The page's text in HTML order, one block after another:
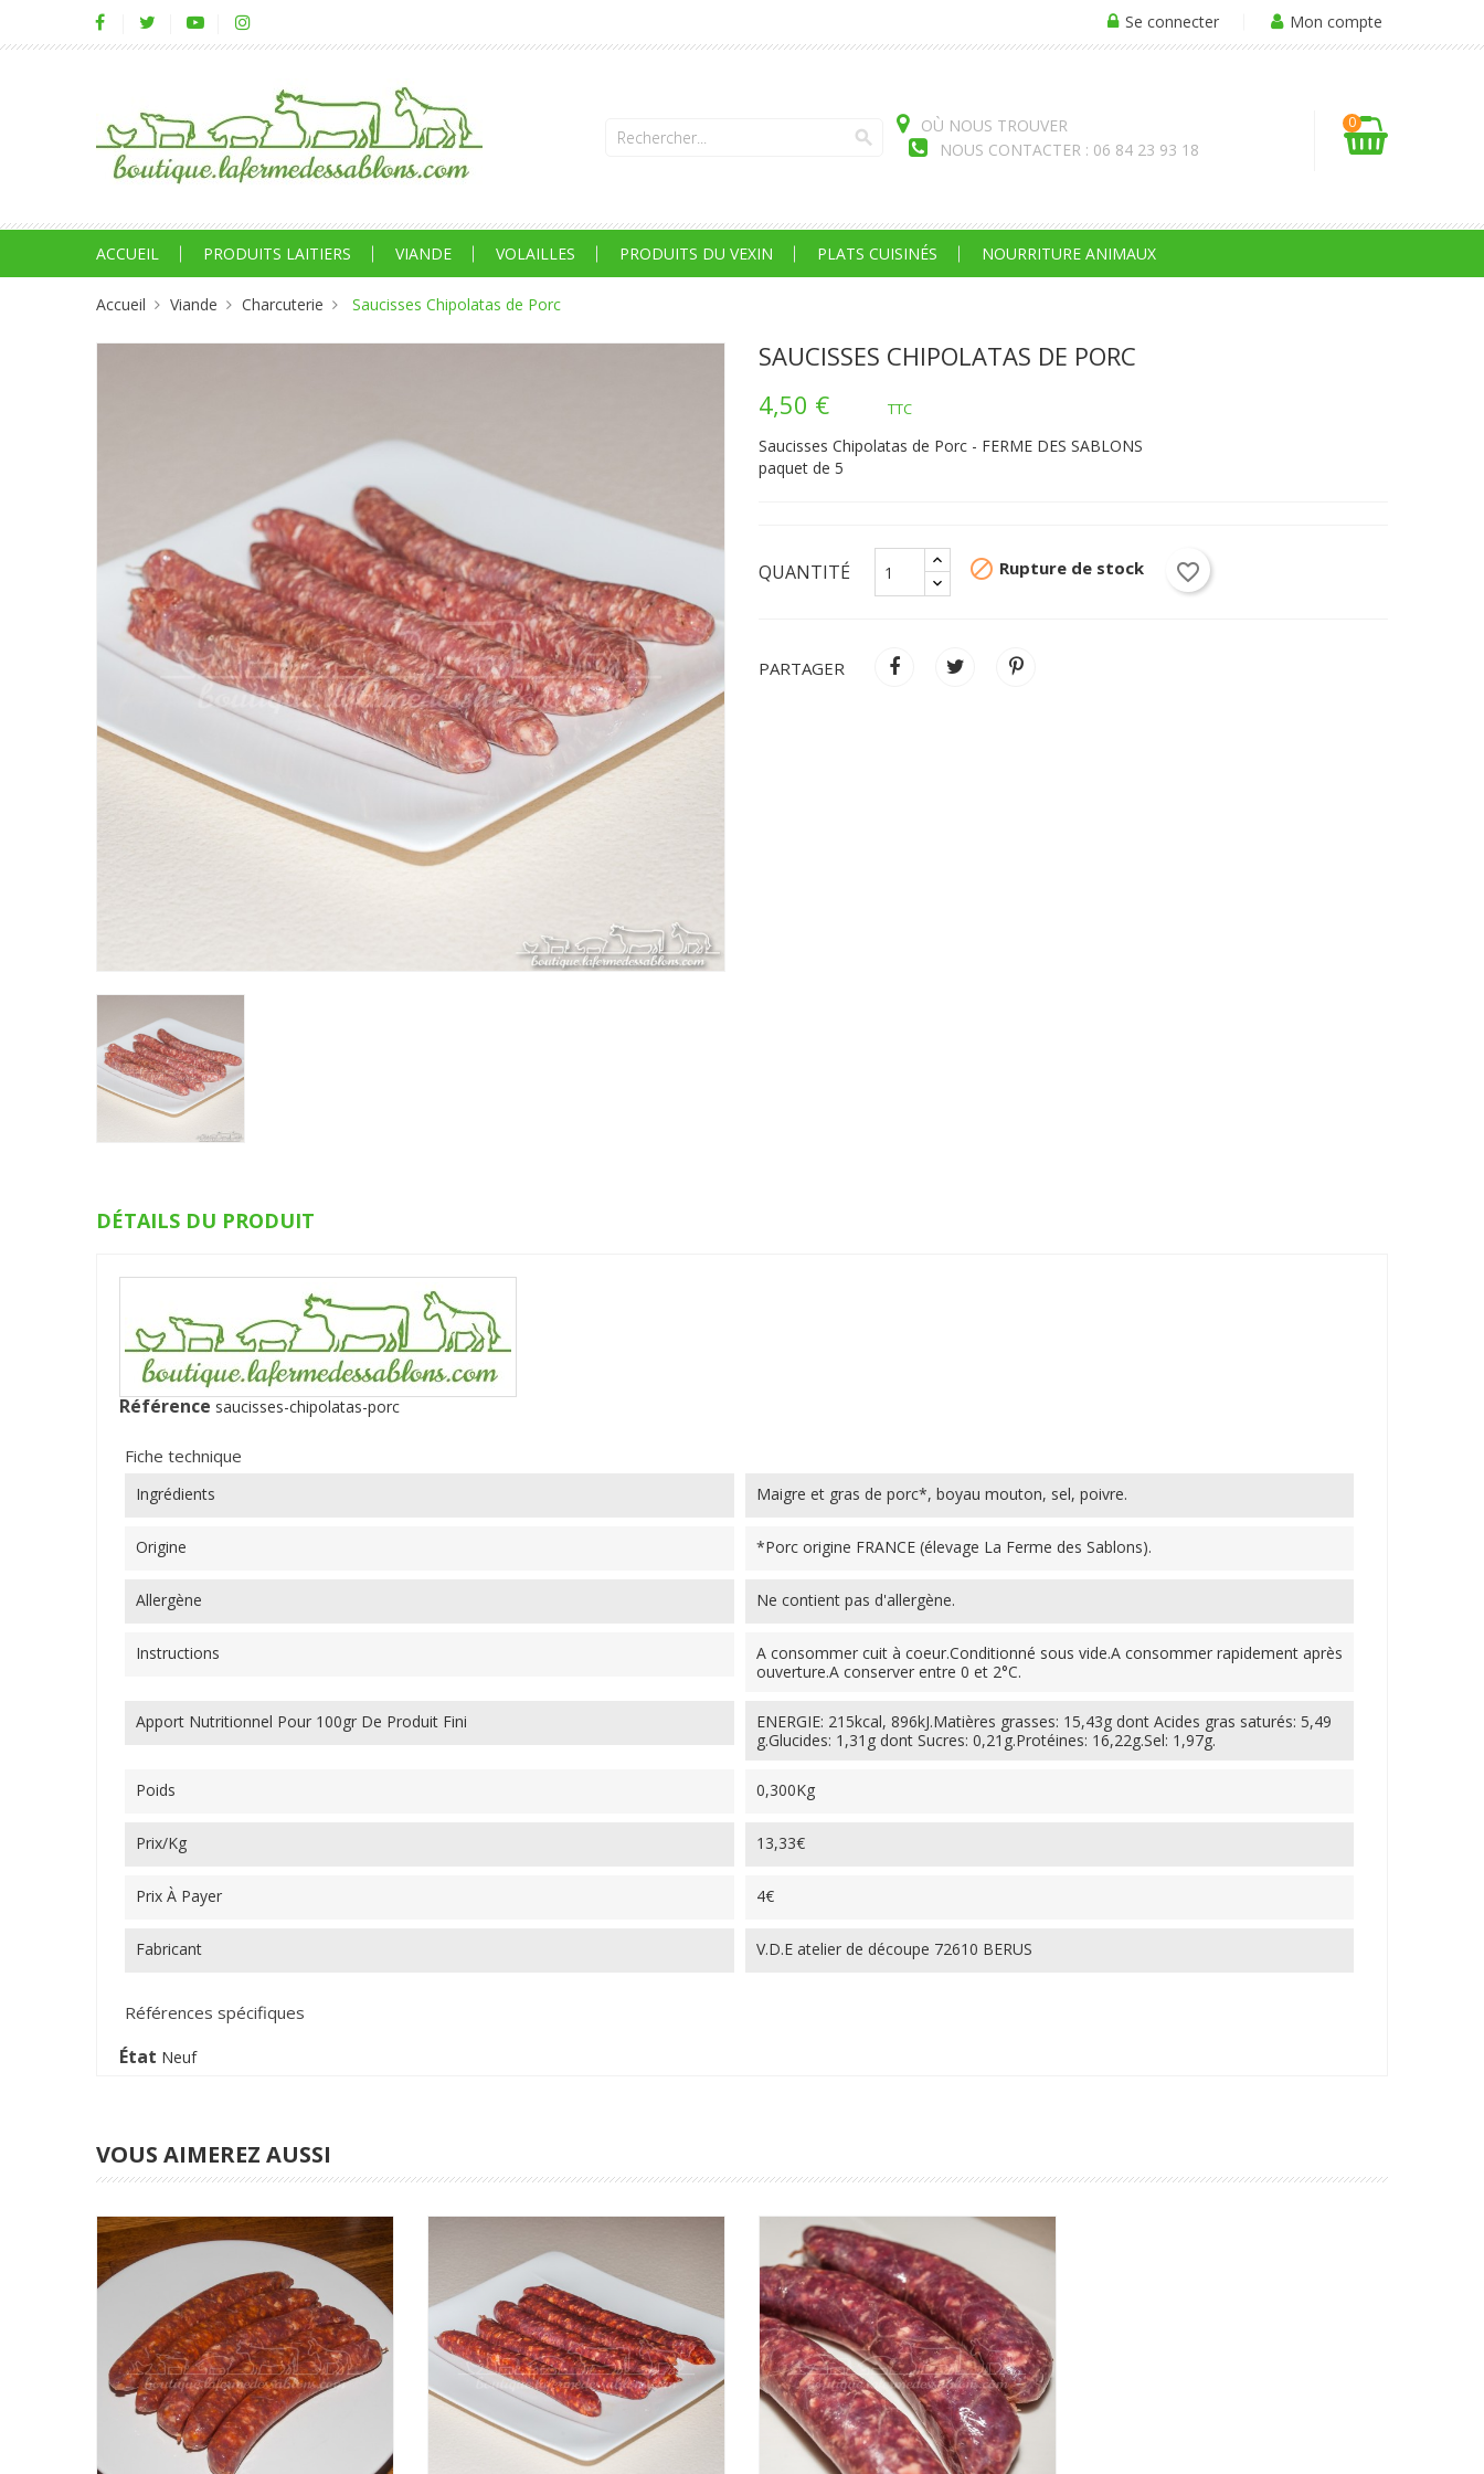
Se connecter Mon compte
search
OÙ NOUS TROUVER
NOUS CONTACTER : 06 84 23 93 18
0
ACCUEIL PRODUITS LAITIERS VIANDE VOLAILLES PRODUITS DU VEXIN PLATS CUISINÉS NOURRITURE ANIMAUX
Accueil Viande Charcuterie Saucisses Chipolatas de Porc
SAUCISSES CHIPOLATAS DE PORC
4,50 €
TTC
Saucisses Chipolatas de Porc - FERME DES SABLONS
paquet de 5
QUANTITÉ block Rupture de stock favorite_border
PARTAGER
DÉTAILS DU PRODUIT
Référence saucisses-chipolatas-porc
Fiche technique
Ingrédients Maigre et gras de porc*, boyau mouton, sel, poivre.
Origine *Porc origine FRANCE (élevage La Ferme des Sablons).
Allergène Ne contient pas d'allergène.
Instructions
A consommer cuit à coeur.Conditionné sous vide.A consommer rapidement après
ouverture.A conserver entre 0 et 2°C.
Apport Nutritionnel Pour 100gr De Produit Fini
ENERGIE: 215kcal, 896kJ.Matières grasses: 15,43g dont Acides gras saturés: 5,49
g.Glucides: 1,31g dont Sucres: 0,21g.Protéines: 16,22g.Sel: 1,97g.
Poids 0,300Kg
Prix/Kg 13,33€
Prix À Payer 4€
Fabricant V.D.E atelier de découpe 72610 BERUS
Références spécifiques
État Neuf
VOUS AIMEREZ AUSSI